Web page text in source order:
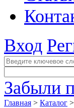
Вход
Забыли
Главная > Каталог >